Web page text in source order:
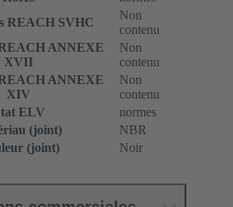
REACH SVHC
Non
contenu
REACH ANNEXE
XVII
Non
contenu
REACH ANNEXE
XIV
Non
contenu
ELV
normes
(joint)
NBR
(joint)
Noir